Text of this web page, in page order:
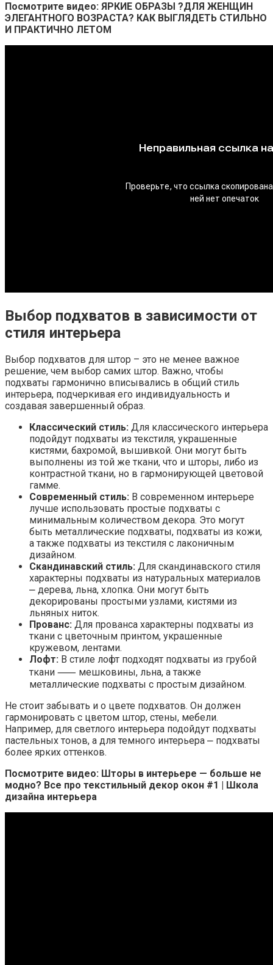
Посмотрите видео: ЯРКИЕ ОБРАЗЫ ?ДЛЯ ЖЕНЩИН
ЭЛЕГАНТНОГО ВОЗРАСТА? КАК ВЫГЛЯДЕТЬ СТИЛЬНО
И ПРАКТИЧНО ЛЕТОМ
Выбор подхватов в зависимости от
стиля интерьера
Выбор подхватов для штор – это не менее важное
решение, чем выбор самих штор. Важно, чтобы
подхваты гармонично вписывались в общий стиль
интерьера, подчеркивая его индивидуальность и
создавая завершенный образ.
Классический стиль: Для классического интерьера
подойдут подхваты из текстиля, украшенные
кистями, бахромой, вышивкой. Они могут быть
выполнены из той же ткани, что и шторы, либо из
контрастной ткани, но в гармонирующей цветовой
гамме.
Современный стиль: В современном интерьере
лучше использовать простые подхваты с
минимальным количеством декора. Это могут
быть металлические подхваты, подхваты из кожи,
а также подхваты из текстиля с лаконичным
дизайном.
Скандинавский стиль: Для скандинавского стиля
характерны подхваты из натуральных материалов
⎼ дерева, льна, хлопка. Они могут быть
декорированы простыми узлами, кистями из
льняных ниток.
Прованс: Для прованса характерны подхваты из
ткани с цветочным принтом, украшенные
кружевом, лентами.
Лофт: В стиле лофт подходят подхваты из грубой
ткани ⸺ мешковины, льна, а также
металлические подхваты с простым дизайном.
Не стоит забывать и о цвете подхватов. Он должен
гармонировать с цветом штор, стены, мебели.
Например, для светлого интерьера подойдут подхваты
пастельных тонов, а для темного интерьера ⎼ подхваты
более ярких оттенков.
Посмотрите видео: Шторы в интерьере — больше не
модно? Все про текстильный декор окон #1 | Школа
дизайна интерьера